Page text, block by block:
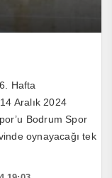
Hafta
Aralık 2024
Bodrum Spor
oynayacağı tek